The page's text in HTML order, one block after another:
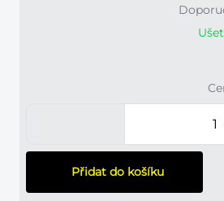
Přidat do košíku